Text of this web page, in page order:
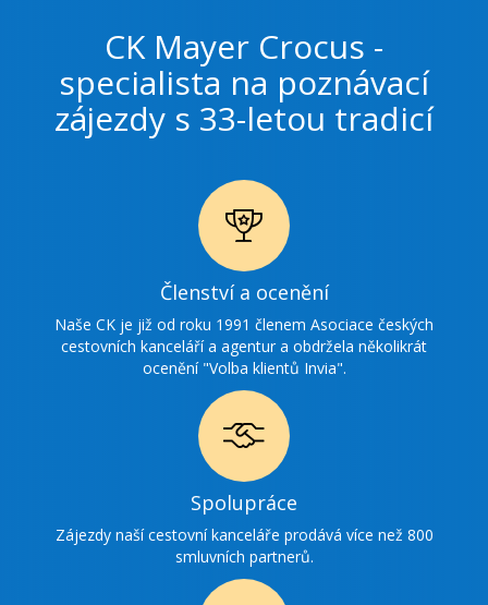
CK Mayer Crocus -
specialista na poznávací
zájezdy s 33-letou tradicí
Ikonka
ocenění
Členství a ocenění
Naše CK je již od roku 1991 členem Asociace českých
cestovních kanceláří a agentur a obdržela několikrát
ocenění "Volba klientů Invia".
Ikonka
spolupráce
Spolupráce
Zájezdy naší cestovní kanceláře prodává více než 800
smluvních partnerů.